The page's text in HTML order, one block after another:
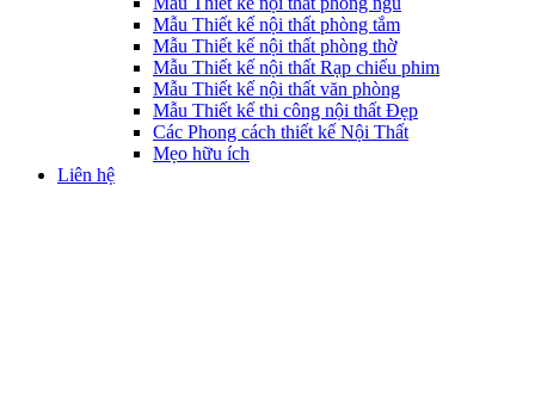
Mẫu Thiết kế nội thất phòng tắm
Mẫu Thiết kế nội thất phòng thờ
Mẫu Thiết kế nội thất Rạp chiếu phim
Mẫu Thiết kế nội thất văn phòng
Mẫu Thiết kế thi công nội thất Đẹp
Các Phong cách thiết kế Nội Thất
Mẹo hữu ích
Liên hệ